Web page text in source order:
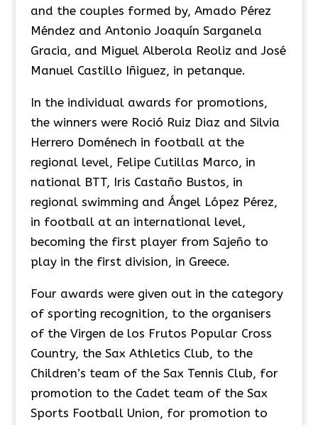
and the couples formed by, Amado Pérez
Méndez and Antonio Joaquín Sarganela
Gracia, and Miguel Alberola Reoliz and José
Manuel Castillo Iñiguez, in petanque.
In the individual awards for promotions,
the winners were Roció Ruiz Diaz and Silvia
Herrero Doménech in football at the
regional level, Felipe Cutillas Marco, in
national BTT, Iris Castaño Bustos, in
regional swimming and Ángel López Pérez,
in football at an international level,
becoming the first player from Sajeño to
play in the first division, in Greece.
Four awards were given out in the category
of sporting recognition, to the organisers
of the Virgen de los Frutos Popular Cross
Country, the Sax Athletics Club, to the
Children’s team of the Sax Tennis Club, for
promotion to the Cadet team of the Sax
Sports Football Union, for promotion to